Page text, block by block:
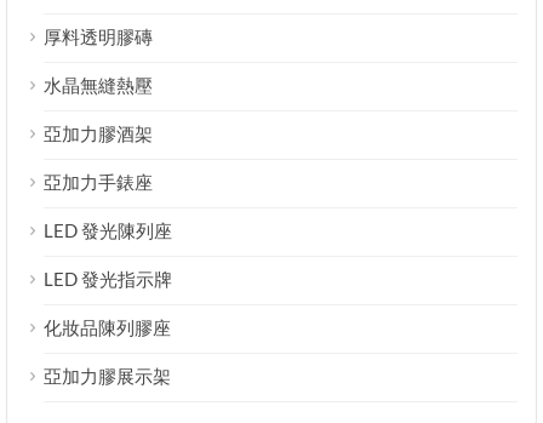
厚料透明膠磚
水晶無縫熱壓
亞加力膠酒架
亞加力手錶座
LED 發光陳列座
LED 發光指示牌
化妝品陳列膠座
亞加力膠展示架